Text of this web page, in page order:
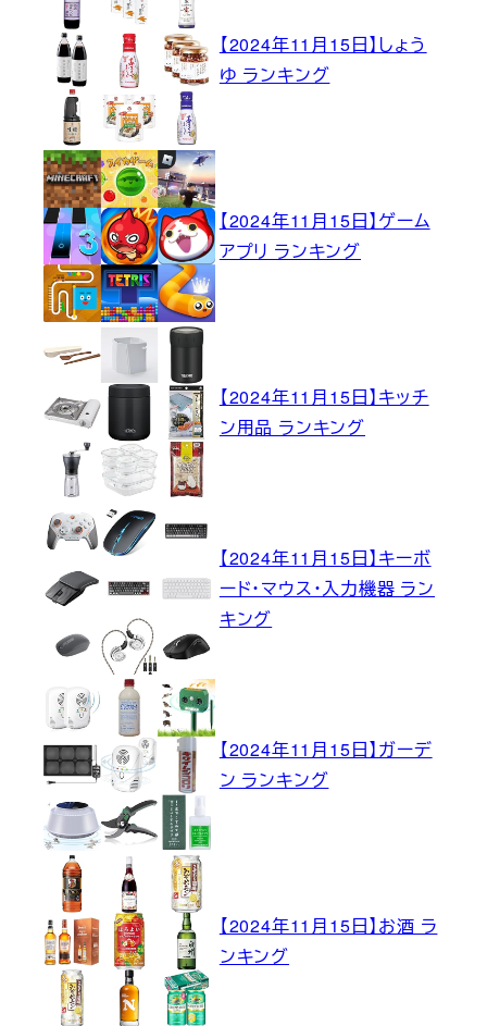
【2024年11月15日】しょう
ゆ ランキング
【2024年11月15日】ゲーム
アプリ ランキング
【2024年11月15日】キッチ
ン用品 ランキング
【2024年11月15日】キーボ
ード・マウス・入力機器 ラン
キング
【2024年11月15日】ガーデ
ン ランキング
【2024年11月15日】お酒 ラ
ンキング